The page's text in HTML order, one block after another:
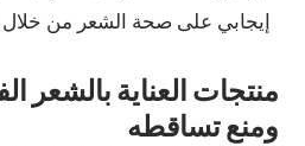
إيجابي على صحة الشعر من خلال
منتجات العناية بالشعر
ومنع تساقطه